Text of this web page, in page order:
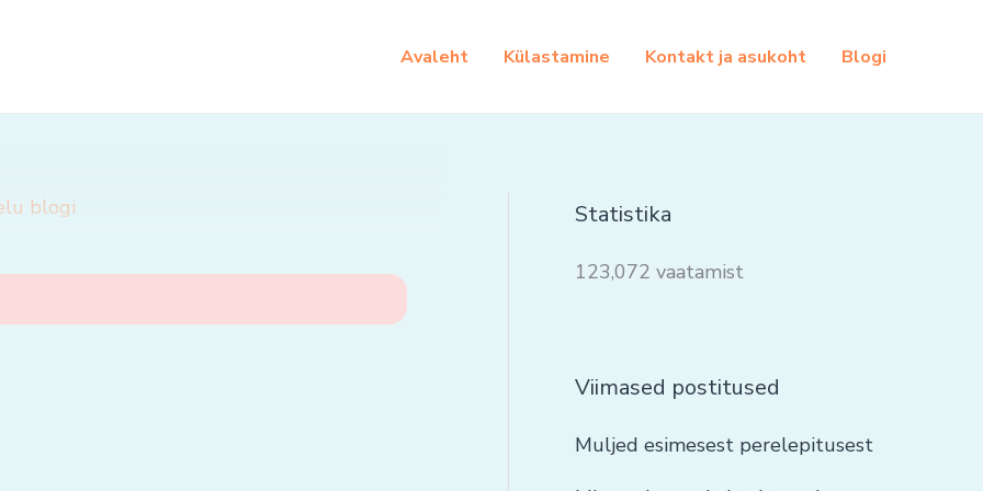
Avaleht Külastamine Kontakt ja asukoht Blogi
blogi Statistika
123,072 vaatamist
Viimased postitused
Muljed esimesest perelepitusest